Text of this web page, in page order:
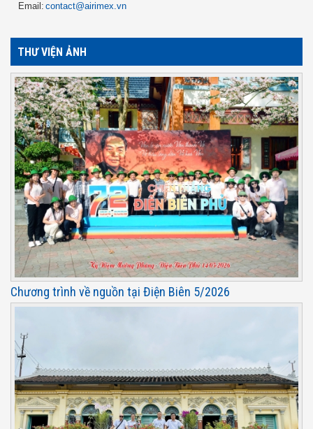
Email: contact@airimex.vn
THƯ VIỆN ẢNH
Chương trình về nguồn tại Điện Biên 5/2026